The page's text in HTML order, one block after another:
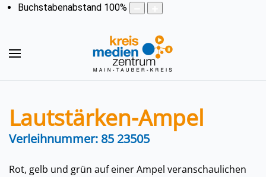
Buchstabenabstand 100%
Lautstärken-Ampel
Verleihnummer: 85 23505
Rot, gelb und grün auf einer Ampel veranschaulichen